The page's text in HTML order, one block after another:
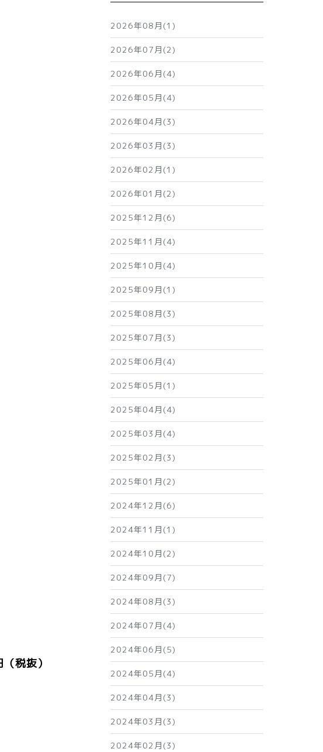
税抜）
2026年08月(1)
2026年07月(2)
2026年06月(4)
2026年05月(4)
2026年04月(3)
2026年03月(3)
2026年02月(1)
2026年01月(2)
2025年12月(6)
2025年11月(4)
2025年10月(4)
2025年09月(1)
2025年08月(3)
2025年07月(3)
2025年06月(4)
2025年05月(1)
2025年04月(4)
2025年03月(4)
2025年02月(3)
2025年01月(2)
2024年12月(6)
2024年11月(1)
2024年10月(2)
2024年09月(7)
2024年08月(3)
2024年07月(4)
2024年06月(5)
2024年05月(4)
2024年04月(3)
2024年03月(3)
2024年02月(3)